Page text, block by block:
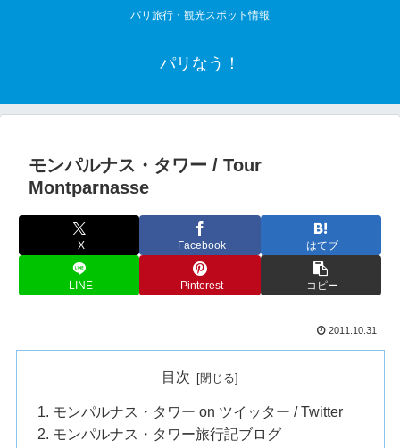
パリ旅行・観光スポット情報
パリなう！
モンパルナス・タワー / Tour
Montparnasse
X Facebook はてブ
LINE Pinterest コピー
2011.10.31
目次
モンパルナス・タワー on ツイッター / Twitter
モンパルナス・タワー旅行記ブログ